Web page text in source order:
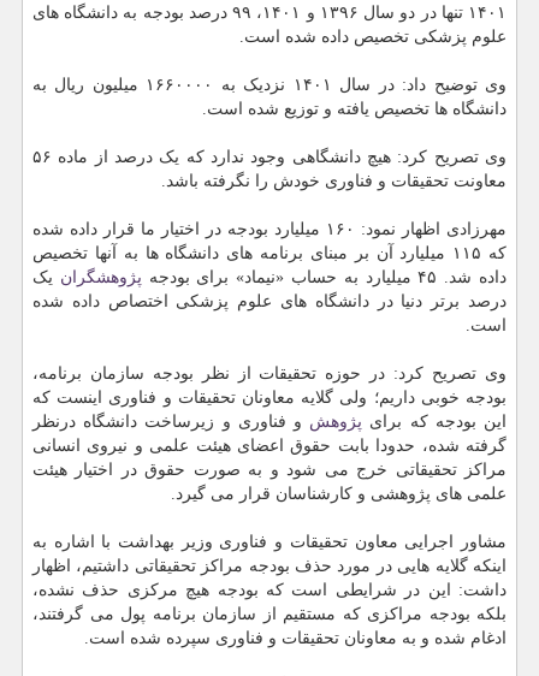
۱۴۰۱ تنها در دو سال ۱۳۹۶ و ۱۴۰۱، ۹۹ درصد بودجه به دانشگاه های
علوم پزشکی تخصیص داده شده است.
وی توضیح داد: در سال ۱۴۰۱ نزدیک به ۱۶۶۰۰۰۰ میلیون ریال به
دانشگاه ها تخصیص یافته و توزیع شده است.
وی تصریح کرد: هیچ دانشگاهی وجود ندارد که یک درصد از ماده ۵۶
معاونت تحقیقات و فناوری خودش را نگرفته باشد.
مهرزادی اظهار نمود: ۱۶۰ میلیارد بودجه در اختیار ما قرار داده شده
که ۱۱۵ میلیارد آن بر مبنای برنامه های دانشگاه ها به آنها تخصیص
داده شد. ۴۵ میلیارد به حساب «نیماد» برای بودجه
پژوهشگران یک
درصد برتر دنیا در دانشگاه های علوم پزشکی اختصاص داده شده
است.
وی تصریح کرد: در حوزه تحقیقات از نظر بودجه سازمان برنامه،
بودجه خوبی داریم؛ ولی گلایه معاونان تحقیقات و فناوری اینست که
این بودجه که برای پژوهش و فناوری و زیرساخت دانشگاه درنظر
گرفته شده، حدودا بابت حقوق اعضای هیئت علمی و نیروی انسانی
مراکز تحقیقاتی خرج می شود و به صورت حقوق در اختیار هیئت
علمی های پژوهشی و کارشناسان قرار می گیرد.
مشاور اجرایی معاون تحقیقات و فناوری وزیر بهداشت با اشاره به
اینکه گلایه هایی در مورد حذف بودجه مراکز تحقیقاتی داشتیم، اظهار
داشت: این در شرایطی است که بودجه هیچ مرکزی حذف نشده،
بلکه بودجه مراکزی که مستقیم از سازمان برنامه پول می گرفتند،
ادغام شده و به معاونان تحقیقات و فناوری سپرده شده است.